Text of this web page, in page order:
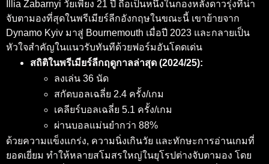
Illia Zabarnyi วัยเพียง 21 ปี ถือเป็นหนึ่งในกองหลังดาวรุ่งที่น่า
จับตามองที่สุดในพรีเมียร์ลีกอังกฤษในขณะนี้ เขาย้ายจาก
Dynamo Kyiv มาสู่ Bournemouth เมื่อปี 2023 และกลายเป็น
หัวใจสำคัญในแนวรับทันทีด้วยฟอร์มอันโดดเด่น
สถิติในพรีเมียร์ลีกฤดูกาลล่าสุด (2024/25):
ลงเล่น 36 นัด
สกัดบอลเฉลี่ย 2.4 ครั้ง/เกม
เคลียร์บอลเฉลี่ย 5.1 ครั้ง/เกม
ผ่านบอลแม่นยำกว่า 88%
ด้วยความแข็งแกร่ง, ความนิ่งเกินวัย และทักษะการอ่านเกมที่
ยอดเยี่ยม ทำให้หลายสโมสรใหญ่ในยุโรปต่างจับตามอง โดย